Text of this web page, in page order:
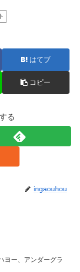
はてブ
コピー
る
ingaouhou
ヨー、アンダーグラ